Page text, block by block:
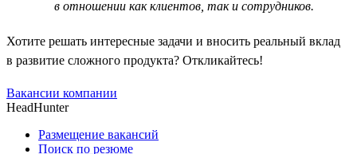
в отношении как клиентов, так и сотрудников.
Хотите решать интересные задачи и вносить реальный вклад
в развитие сложного продукта? Откликайтесь!
Вакансии компании
HeadHunter
Размещение вакансий
Поиск по резюме